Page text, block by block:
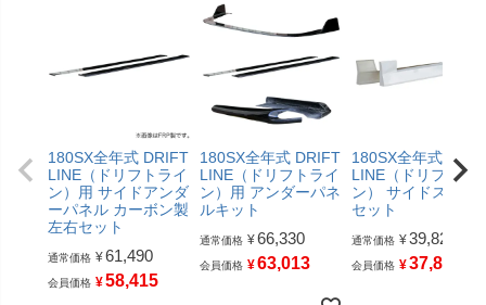
180SX全年式 DRIFT
LINE（ドリフトライ
ン）用 サイドアンダ
ーパネル カーボン製
左右セット
通常価格 ¥61,490
会員価格 ¥58,415
180SX全年式 DRIFT
LINE（ドリフトライ
ン）用 アンダーパネ
ルキット
通常価格 ¥66,330
会員価格 ¥63,013
180SX全年式
LINE（ドリフトラ
ン） サイドステッ
セット
通常価格 ¥39,820
会員価格 ¥37,829